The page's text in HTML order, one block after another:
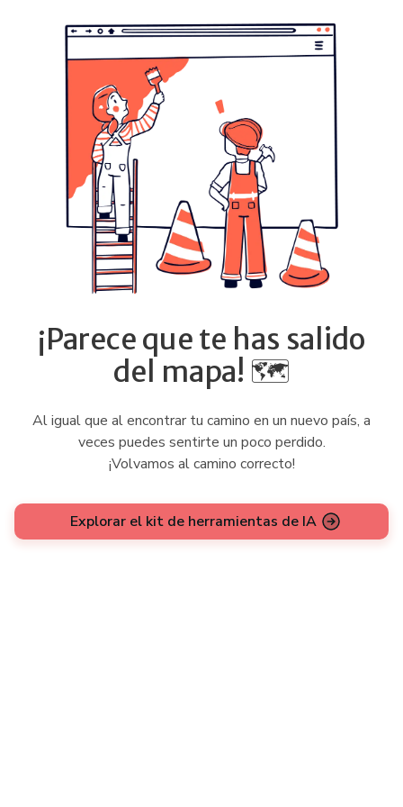
¡Parece que te has salido
del mapa! 🗺️
Al igual que al encontrar tu camino en un nuevo país, a
veces puedes sentirte un poco perdido.
¡Volvamos al camino correcto!
Explorar el kit de herramientas de IA